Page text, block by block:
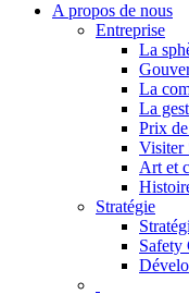
A propos de nous
Entreprise
La
La
La
Prix
Visiter
Art et
Stratégie
Safety